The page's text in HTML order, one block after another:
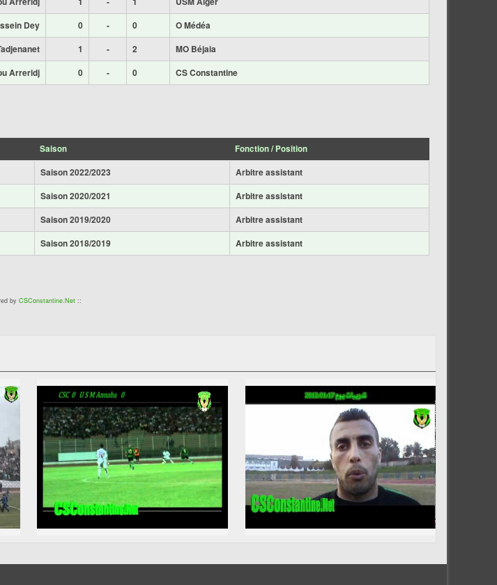
Dey 0 - 0
O Médéa
1 - 2
MO Béjaia
Arreridj 0 - 0 CS Constantine
Saison Fonction / Position
Saison 2022/2023
Arbitre assistant
Saison 2020/2021
Arbitre assistant
Saison 2019/2020
Arbitre assistant
Saison 2018/2019 Arbitre assistant
by CSConstantine.Net::